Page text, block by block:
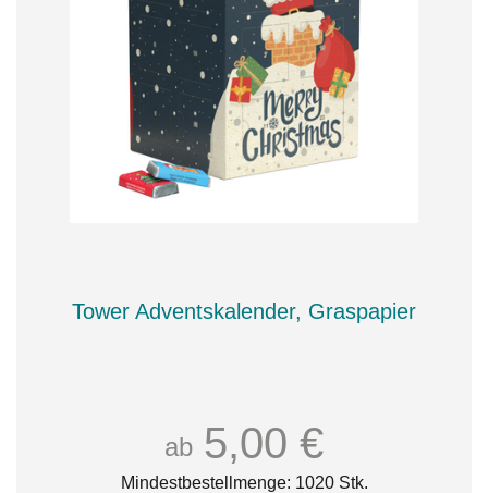
Tower Adventskalender, Graspapier
ab 5,00 €
Mindestbestellmenge: 1020 Stk.